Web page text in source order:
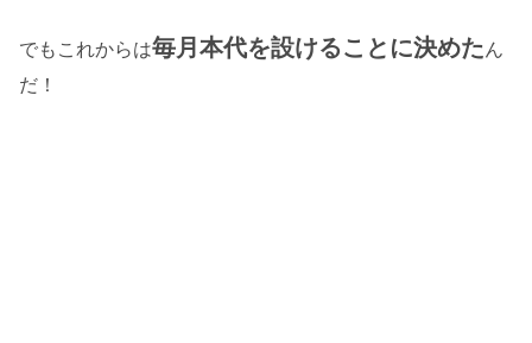
でもこれからは毎月本代を設けることに決めたん
だ！